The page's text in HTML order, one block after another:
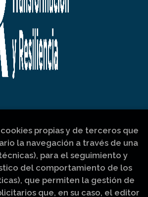
propias y de terceros que
la navegación a través de una
para el seguimiento y
del comportamiento de los
que permiten la gestión de
que, en su caso, el editor